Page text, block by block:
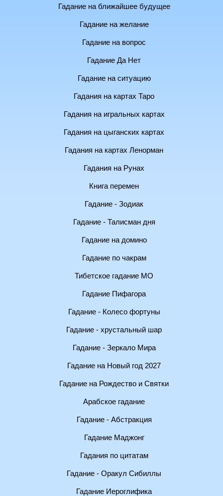
Гадание на ближайшее будущее
Гадание на желание
Гадание на вопрос
Гадание Да Нет
Гадание на ситуацию
Гадания на картах Таро
Гадания на игральных картах
Гадания на цыганских картах
Гадания на картах Ленорман
Гадания на Рунах
Книга перемен
Гадание - Зодиак
Гадание - Талисман дня
Гадание на домино
Гадание по чакрам
Тибетское гадание МО
Гадание Пифагора
Гадание - Колесо фортуны
Гадание - хрустальный шар
Гадание - Зеркало Мира
Гадание на Новый год 2027
Гадание на Рождество и Святки
Арабское гадание
Гадание - Абстракция
Гадание Маджонг
Гадания по цитатам
Гадание - Оракул Сибиллы
Гадание Иероглифика